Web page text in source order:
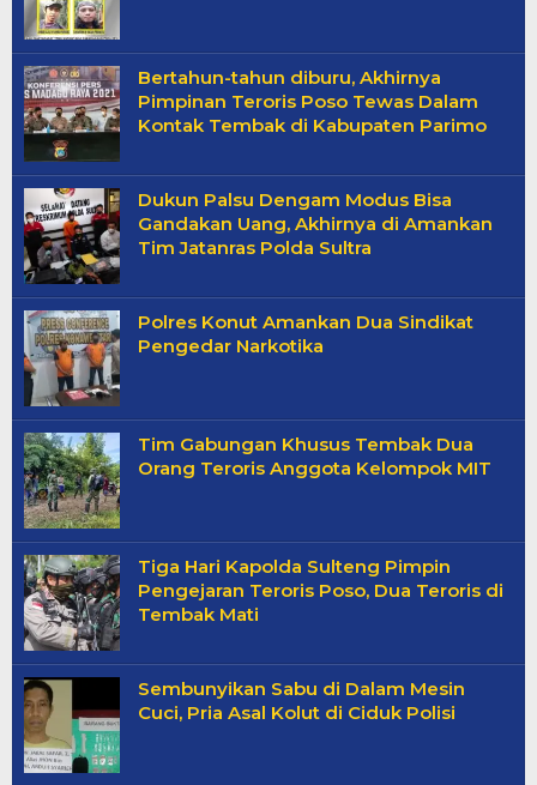
Bertahun-tahun diburu, Akhirnya
Pimpinan Teroris Poso Tewas Dalam
Kontak Tembak di Kabupaten Parimo
Dukun Palsu Dengam Modus Bisa
Gandakan Uang, Akhirnya di Amankan
Tim Jatanras Polda Sultra
Polres Konut Amankan Dua Sindikat
Pengedar Narkotika
Tim Gabungan Khusus Tembak Dua
Orang Teroris Anggota Kelompok MIT
Tiga Hari Kapolda Sulteng Pimpin
Pengejaran Teroris Poso, Dua Teroris di
Tembak Mati
Sembunyikan Sabu di Dalam Mesin
Cuci, Pria Asal Kolut di Ciduk Polisi